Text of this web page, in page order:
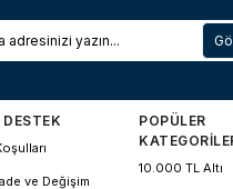
ve Değişim
POPÜLER
10.000 TL Altı